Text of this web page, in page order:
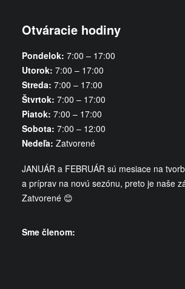
Otváracie hodiny
Pondelok: ​7:00 – 17:00
Utorok: ​7:00 – 17:00
Streda: ​7:00 – 17:00
Štvrtok: ​7:00 – 17:00
Piatok: 7:00 – 17:00
Sobota: 7:00 – 12:00
Nedeľa: Zatvorené
JANUÁR a FEBRUÁR sú mesiace na
a príprav na novú sezónu, preto je naše
Zatvorené 😊
Sme členom: